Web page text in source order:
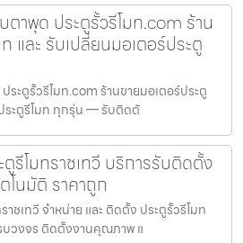
าพุด ประตูรั้วรีโมท.com ร้าน
และ รับเปลี่ยนมอเตอร์ประตู
ะตูรั้วรีโมท.com ร้านขายมอเตอร์ประตู
ระตูรีโมท ทุกรุ่น — รับติดตั
รีโมทราชเทวี บริการรับติดตั้ง
โนมัติ ราคาถูก
ชเทวี จำหน่าย และ ติดตั้ง ประตูรั้วรีโมท
บวงจร ติดตั้งงานคุณภาพ แ